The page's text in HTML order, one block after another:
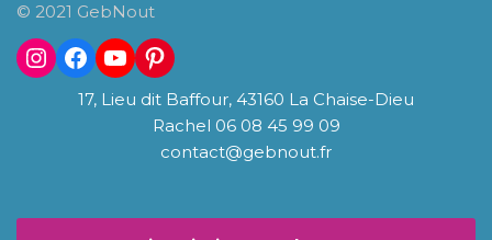
© 2021 GebNout
17, Lieu dit Baffour, 43160 La Chaise-Dieu
Rachel 06 08 45 99 09
contact@gebnout.fr